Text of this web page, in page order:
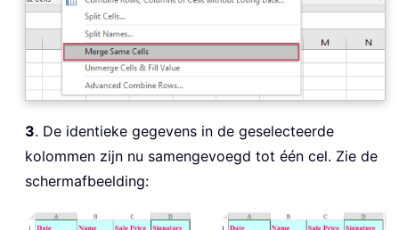
3. De identieke gegevens in de geselecteerde
kolommen zijn nu samengevoegd tot één cel. Zie de
schermafbeelding: